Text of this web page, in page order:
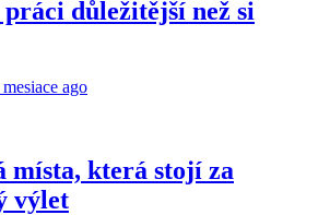
důležitější než si
mesiace ago
místa, která stojí za
výlet